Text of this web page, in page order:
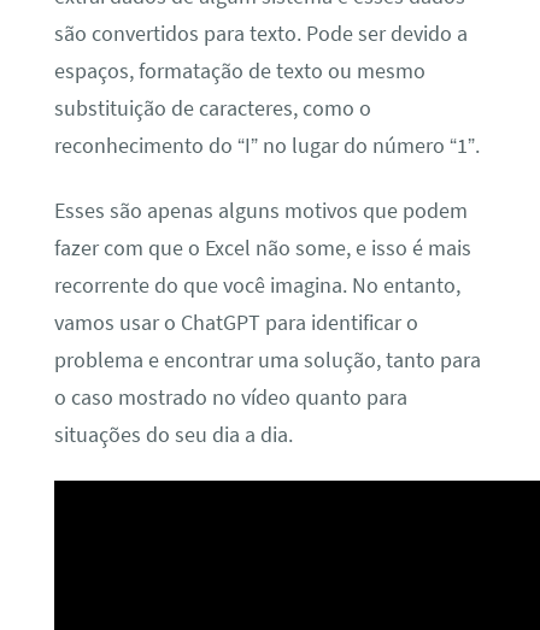
são convertidos para texto. Pode ser devido a
espaços, formatação de texto ou mesmo
substituição de caracteres, como o
reconhecimento do “I” no lugar do número “1”.
Esses são apenas alguns motivos que podem
fazer com que o Excel não some, e isso é mais
recorrente do que você imagina. No entanto,
vamos usar o ChatGPT para identificar o
problema e encontrar uma solução, tanto para
o caso mostrado no vídeo quanto para
situações do seu dia a dia.